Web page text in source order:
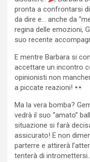
pronta a confrontarsi
da dire e… anche da
regina delle emozioni,
suo recente
E mentre Barbara si
accettare un incontro
opinionisti non
a piccate reazioni!
Ma la vera bomba?
vedrà il suo “amato”
situazione si farà
assicurato! E non
parterre e attirerà
tenterà di